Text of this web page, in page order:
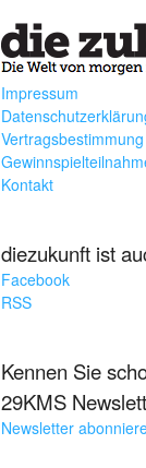
Impressum
Kontakt
diezukunft ist
Facebook
RSS
Kennen Sie
29KMS
Newsletter